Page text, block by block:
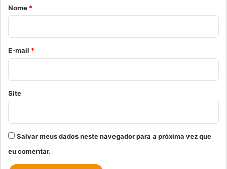
r
o
*
Nome *
E-mail *
Site
Salvar meus dados neste navegador para a próxima vez que
eu comentar.